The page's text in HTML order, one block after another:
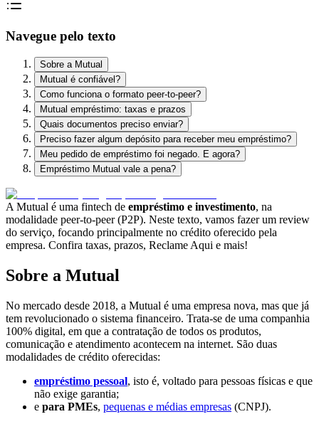
Navegue pelo texto
Sobre a Mutual
Mutual é confiável?
Como funciona o formato peer-to-peer?
Mutual empréstimo: taxas e prazos
Quais documentos preciso enviar?
Preciso fazer algum depósito para receber meu empréstimo?
Meu pedido de empréstimo foi negado. E agora?
Empréstimo Mutual vale a pena?
A Mutual é uma fintech de empréstimo e investimento, na
modalidade peer-to-peer (P2P). Neste texto, vamos fazer um review
do serviço, focando principalmente no crédito oferecido pela
empresa. Confira taxas, prazos, Reclame Aqui e mais!
Sobre a Mutual
No mercado desde 2018, a Mutual é uma empresa nova, mas que já
tem revolucionado o sistema financeiro. Trata-se de uma companhia
100% digital, em que a contratação de todos os produtos,
comunicação e atendimento acontecem na internet. São duas
modalidades de crédito oferecidas:
empréstimo pessoal, isto é, voltado para pessoas físicas e que
não exige garantia;
e para PMEs, pequenas e médias empresas (CNPJ).